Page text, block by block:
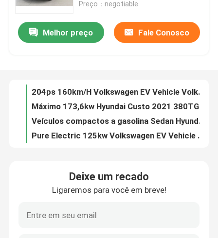
Controle de qualidade
Contacte-nos
Solicite um orçamento
Preço：negotiable
Melhor preço Fale Conosco
204ps 160km/H Volkswagen EV Vehicle Volkswagen ID.4 X Pro 2022 Long Range Compact Suv
Versão GLS DLX Hyundai Ix25 2020 1.5T CVT SUV compacto 1.5L 115HP L4
SUV compacto 160HP Hyundai Vehicles Hyundai IX35 2021 2.0L Auto 2WD GL
GLS Leading Version Hyundai Elantra 2022 1.5L CVT 4 Portas 5 Lugares Gasolina Sedan
Veículos Hyundai 2.0T 236HP L4 Hyundai Custo 2021 380TGDi carro-chefe
Deixe um recado
Ligaremos para você em breve!